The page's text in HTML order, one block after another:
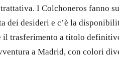
I Colchoneros fanno
dei desideri e c’è la
trasferimento a titolo
a Madrid, con colori